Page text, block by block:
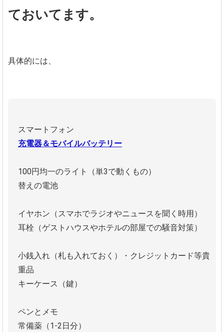
ておいてます。
具体的には、
スマートフォン
充電器＆モバイルバッテリー
100円均一のライト（単3で動くもの）
替えの電池
イヤホン（スマホでラジオやニュースを聞く時用）
耳栓（ゲストハウスやホテルの部屋での騒音対策）
小銭入れ（札も入れておく）・クレジットカード等貴
重品
キーケース（鍵）
ペンとメモ
常備薬（1-2日分）